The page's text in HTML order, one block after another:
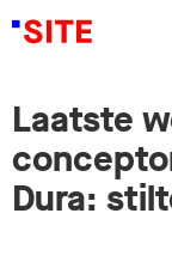
Laatste
Dura: